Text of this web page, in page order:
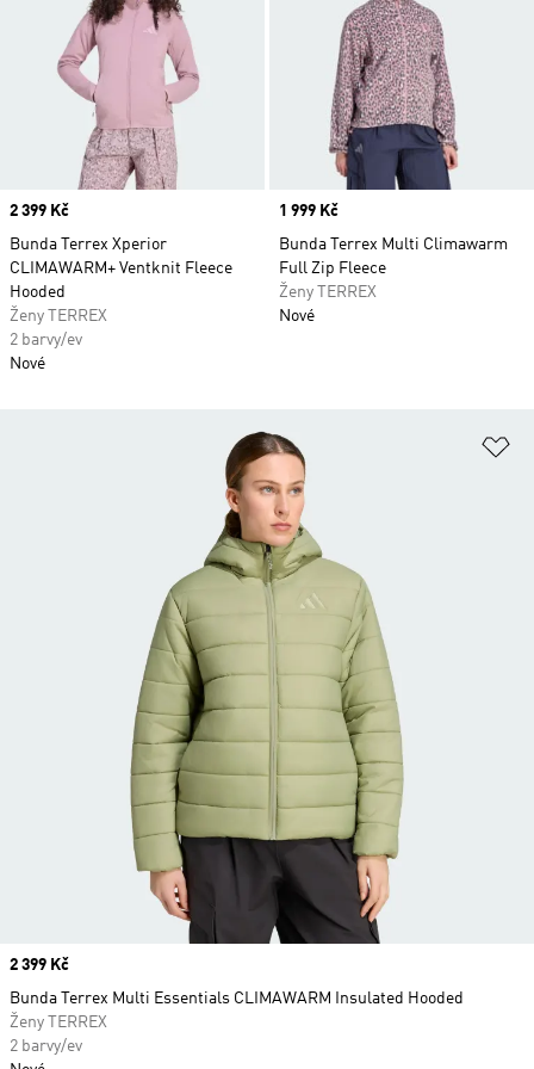
Price
2 399 Kč
Bunda Terrex Xperior
CLIMAWARM+ Ventknit Fleece
Hooded
Ženy TERREX
2 barvy/ev
Nové
Price
1 999 Kč
Bunda Terrex Multi Climawarm
Full Zip Fleece
Ženy TERREX
Nové
Price
2 399 Kč
Bunda Terrex Multi Essentials CLIMAWARM Insulated Hooded
Ženy TERREX
2 barvy/ev